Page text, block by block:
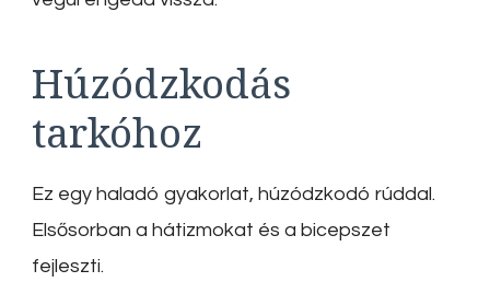
Húzódzkodás
tarkóhoz
Ez egy haladó gyakorlat, húzódzkodó rúddal.
Elsősorban a hátizmokat és a bicepszet
fejleszti.